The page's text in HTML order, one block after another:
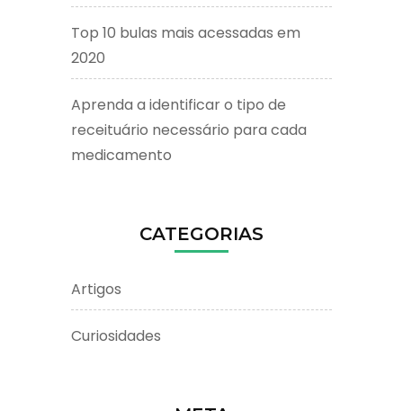
Top 10 bulas mais acessadas em
2020
Aprenda a identificar o tipo de
receituário necessário para cada
medicamento
CATEGORIAS
Artigos
Curiosidades